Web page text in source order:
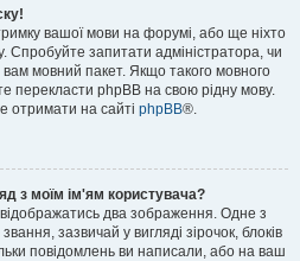
вашої мови на форумі, або ще ніхто
запитати адміністратора, чи
мовний пакет. Якщо такого мовного
перекласти phpBB на свою рідну мову.
отримати на сайті phpBB®.
з моїм ім'ям користувача?
два зображення. Одне з
зазвичай у вигляді зірочок, блоків
повідомлень ви написали, або на ваш